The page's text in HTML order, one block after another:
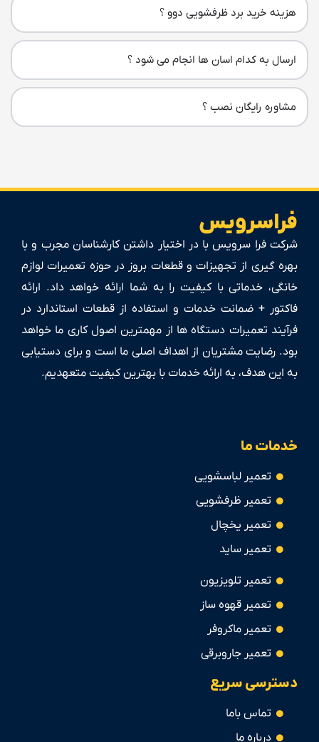
هزینه خرید برد ظرفشویی دوو ؟
ارسال به کدام اسان ها انجام می شود ؟
مشاوره رایگان نصب ؟
فراسرویس
شرکت فرا سرویس با در اختیار داشتن کارشناسان مجرب و با
بهره گیری از تجهیزات و قطعات بروز در حوزه تعمیرات لوازم
خانگی، خدماتی با کیفیت را به شما ارائه خواهد داد. ارائه
فاکتور + ضمانت خدمات و استفاده از قطعات استاندارد در
فرآیند تعمیرات دستگاه ها از مهمترین اصول کاری ما خواهد
بود. رضایت مشتریان از اهداف اصلی ما است و برای دستیابی
به این هدف، به ارائه خدمات با بهترین کیفیت متعهدیم.
خدمات ما
تعمیر لباسشویی
تعمیر ظرفشویی
تعمیر یخچال
تعمیر ساید
تعمیر تلویزیون
تعمیر قهوه ساز
تعمیر ماکروفر
تعمیر جاروبرقی
دسترسی سریع
تماس باما
درباره ما